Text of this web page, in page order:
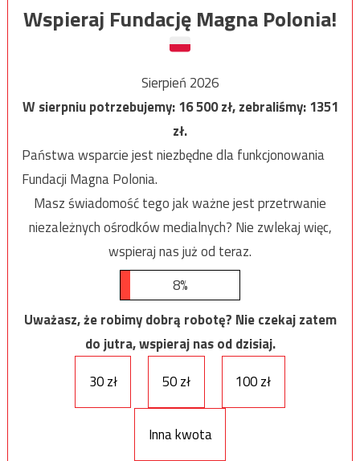
Wspieraj Fundację Magna Polonia!
Sierpień 2026
W sierpniu potrzebujemy:16 500zł, zebraliśmy:1351
zł.
Państwa wsparcie jest niezbędne dla funkcjonowania
Fundacji Magna Polonia.
Masz świadomość tego jak ważne jest przetrwanie
niezależnych ośrodków medialnych? Nie zwlekaj więc,
wspieraj nas już od teraz.
8%
Uważasz, że robimy dobrą robotę? Nie czekaj zatem
do jutra, wspieraj nas od dzisiaj.
30 zł
50 zł 100 zł
Inna kwota